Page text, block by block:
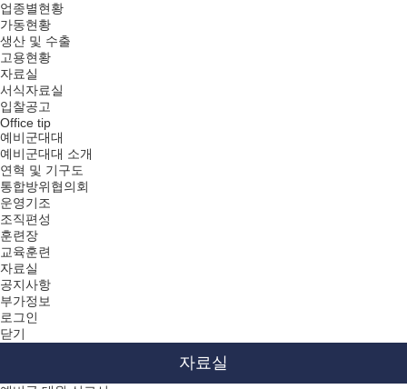
업종별현황
가동현황
생산 및 수출
고용현황
자료실
서식자료실
입찰공고
Office tip
예비군대대
예비군대대 소개
연혁 및 기구도
통합방위협의회
운영기조
조직편성
훈련장
교육훈련
자료실
공지사항
부가정보
로그인
닫기
자료실